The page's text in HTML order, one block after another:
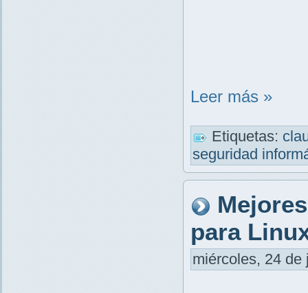
Leer más »
Etiquetas:
seguridad
para
miércoles, 24 de